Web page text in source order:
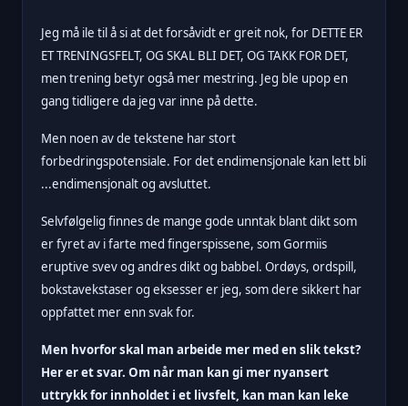
Jeg må ile til å si at det forsåvidt er greit nok, for DETTE ER
ET TRENINGSFELT, OG SKAL BLI DET, OG TAKK FOR DET,
men trening betyr også mer mestring. Jeg ble upop en
gang tidligere da jeg var inne på dette.
Men noen av de tekstene har stort
forbedringspotensiale. For det endimensjonale kan lett bli
...endimensjonalt og avsluttet.
Selvfølgelig finnes de mange gode unntak blant dikt som
er fyret av i farte med fingerspissene, som Gormiis
eruptive svev og andres dikt og babbel. Ordøys, ordspill,
bokstavekstaser og eksesser er jeg, som dere sikkert har
oppfattet mer enn svak for.
Men hvorfor skal man arbeide mer med en slik tekst?
Her er et svar. Om når man kan gi mer nyansert
uttrykk for innholdet i et livsfelt, kan man kan leke